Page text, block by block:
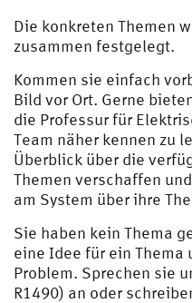
Die konkreten Themen
zusammen festgelegt.
Kommen sie einfach
Bild vor Ort. Gerne
die Professur für
Team näher kennen zu
Überblick über die
Themen verschaffen
am System über ihre
Sie haben kein Thema
eine Idee für ein Thema
Problem. Sprechen sie
R1490) an oder